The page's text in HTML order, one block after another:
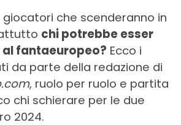
giocatori che scenderanno in
chi potrebbe esser
fantaeuropeo? Ecco i
da parte della redazione di
, ruolo per ruolo e partita
chi schierare per le due
2024.